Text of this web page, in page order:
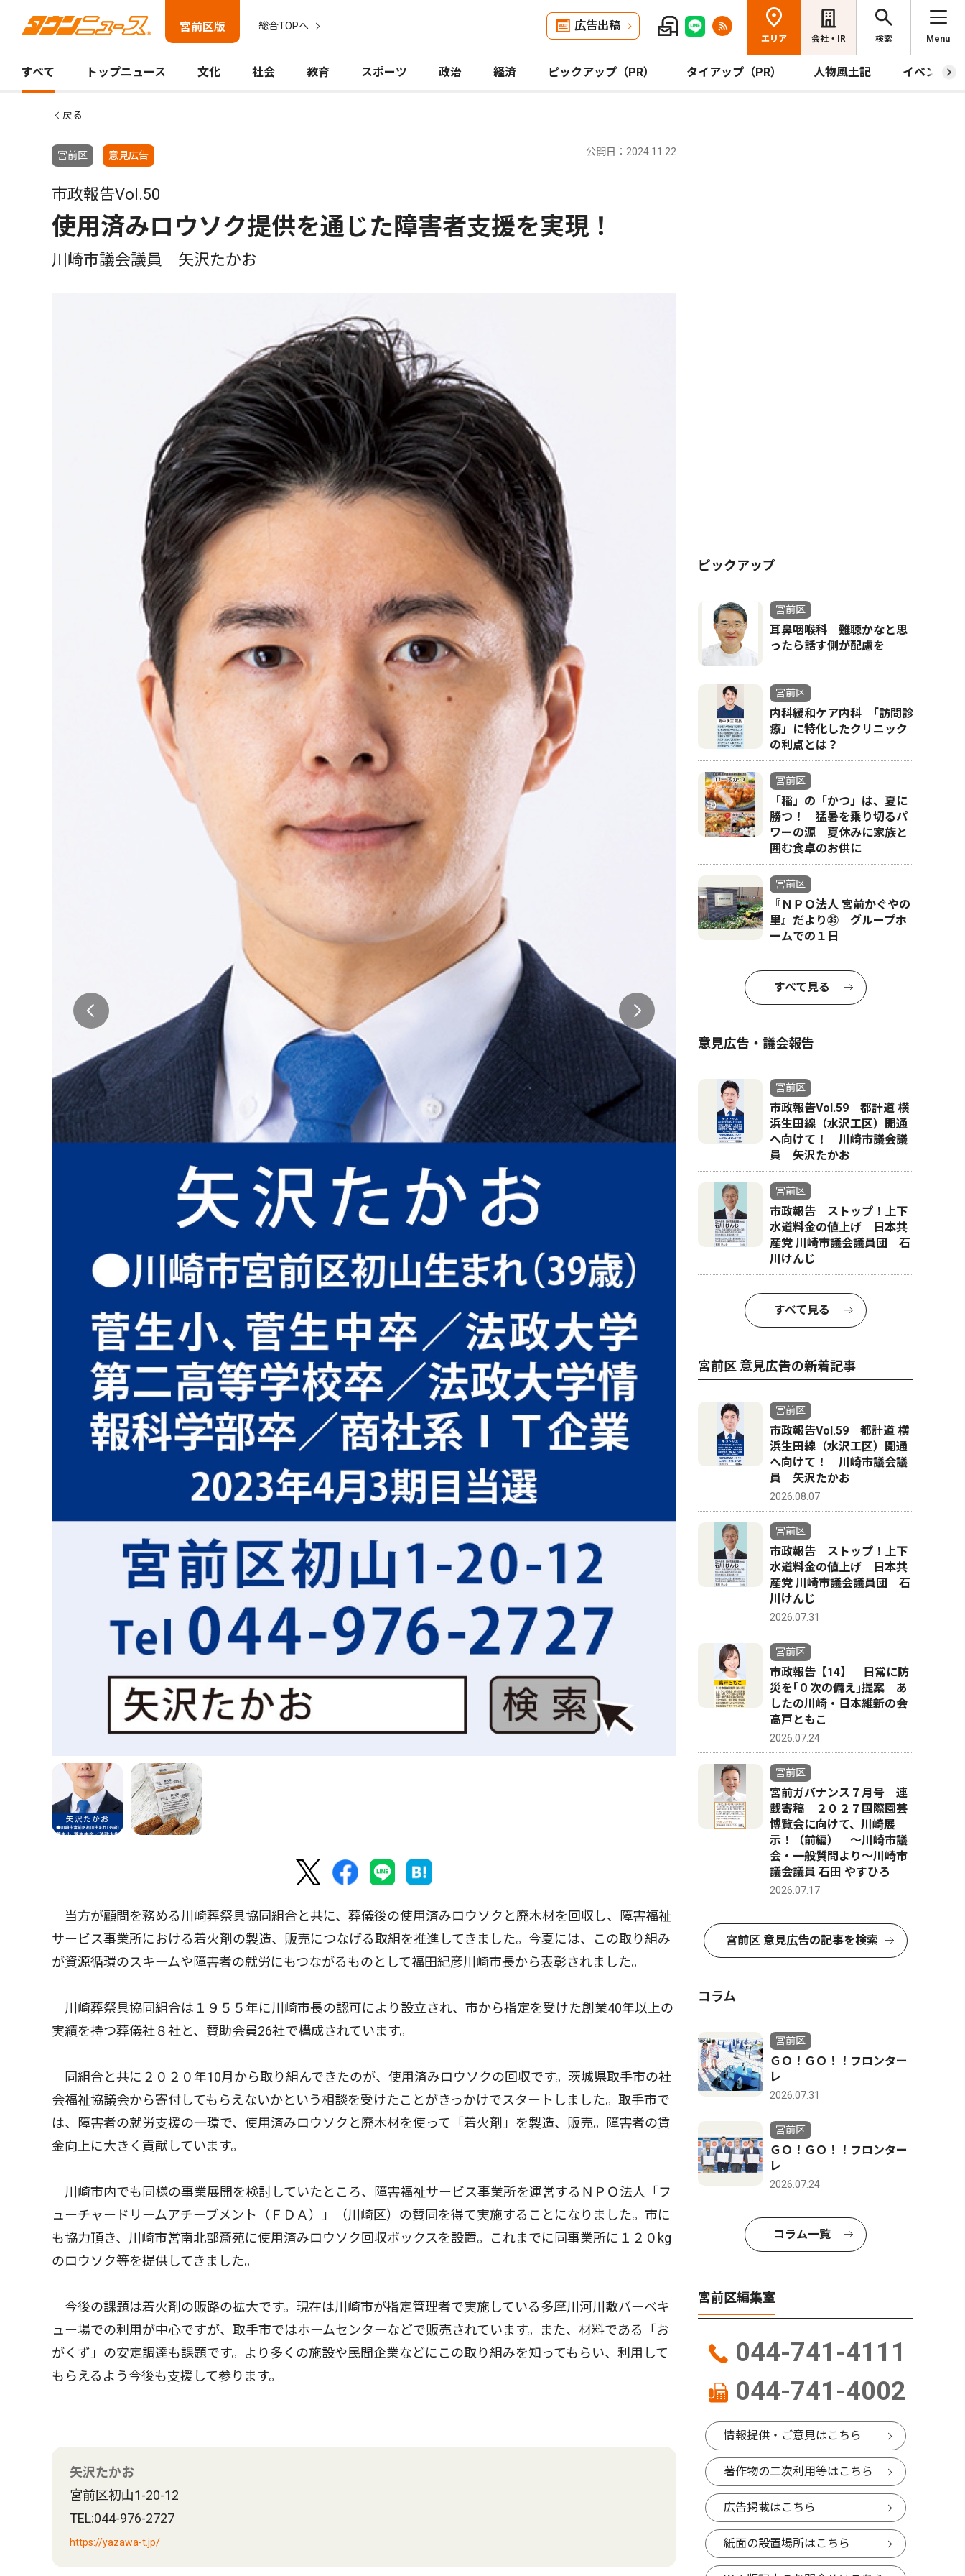
宮前区版 総合TOPへ 広告出稿
エリア 会社・IR 検索 Menu
すべて トップニュース 文化 社会 教育 スポーツ 政治 経済 ピックアップ（PR） タイアップ（PR） 人物風土記 イベント
戻る
宮前区 意見広告 公開日：2024.11.22
市政報告Vol.50
使用済みロウソク提供を通じた障害者支援を実現！
川崎市議会議員 矢沢たかお
当方が顧問を務める川崎葬祭具協同組合と共に、葬儀後の使用済みロウソクと廃木材を回収し、障害福祉
サービス事業所における着火剤の製造、販売につなげる取組を推進してきました。今夏には、この取り組み
が資源循環のスキームや障害者の就労にもつながるものとして福田紀彦川崎市長から表彰されました。
川崎葬祭具協同組合は１９５５年に川崎市長の認可により設立され、市から指定を受けた創業40年以上の
実績を持つ葬儀社８社と、賛助会員26社で構成されています。
同組合と共に２０２０年10月から取り組んできたのが、使用済みロウソクの回収です。茨城県取手市の社
会福祉協議会から寄付してもらえないかという相談を受けたことがきっかけでスタートしました。取手市で
は、障害者の就労支援の一環で、使用済みロウソクと廃木材を使って「着火剤」を製造、販売。障害者の賃
金向上に大きく貢献しています。
川崎市内でも同様の事業展開を検討していたところ、障害福祉サービス事業所を運営するＮＰＯ法人「フ
ューチャードリームアチーブメント（ＦＤＡ）」（川崎区）の賛同を得て実施することになりました。市に
も協力頂き、川崎市営南北部斎苑に使用済みロウソク回収ボックスを設置。これまでに同事業所に１２０kg
のロウソク等を提供してきました。
今後の課題は着火剤の販路の拡大です。現在は川崎市が指定管理者で実施している多摩川河川敷バーベキ
ュー場での利用が中心ですが、取手市ではホームセンターなどで販売されています。また、材料である「お
がくず」の安定調達も課題です。より多くの施設や民間企業などにこの取り組みを知ってもらい、利用して
もらえるよう今後も支援して参ります。
矢沢たかお
宮前区初山1-20-12
TEL:044-976-2727
https://yazawa-t.jp/
ピックアップ
宮前区
耳鼻咽喉科 難聴かなと思
ったら話す側が配慮を
宮前区
内科緩和ケア内科 ｢訪問診
療」に特化したクリニック
の利点とは？
宮前区
「稲」の「かつ」は、夏に
勝つ！ 猛暑を乗り切るパ
ワーの源 夏休みに家族と
囲む食卓のお供に
宮前区
『ＮＰＯ法人 宮前かぐやの
里』だより㉟ グループホ
ームでの１日
すべて見る
意見広告・議会報告
宮前区
市政報告Vol.59 都計道 横
浜生田線（水沢工区）開通
へ向けて！ 川崎市議会議
員 矢沢たかお
宮前区
市政報告 ストップ！上下
水道料金の値上げ 日本共
産党 川崎市議会議員団 石
川けんじ
すべて見る
宮前区 意見広告の新着記事
宮前区
市政報告Vol.59 都計道 横
浜生田線（水沢工区）開通
へ向けて！ 川崎市議会議
員 矢沢たかお
2026.08.07
宮前区
市政報告 ストップ！上下
水道料金の値上げ 日本共
産党 川崎市議会議員団 石
川けんじ
2026.07.31
宮前区
市政報告【14】 日常に防
災を｢０次の備え｣提案 あ
したの川崎・日本維新の会
高戸ともこ
2026.07.24
宮前区
宮前ガバナンス７月号 連
載寄稿 ２０２７国際園芸
博覧会に向けて、川崎展
示！（前編） 〜川崎市議
会・一般質問より〜川崎市
議会議員 石田 やすひろ
2026.07.17
宮前区 意見広告の記事を検索
コラム
宮前区
ＧＯ！ＧＯ！！フロンター
レ
2026.07.31
宮前区
ＧＯ！ＧＯ！！フロンター
レ
2026.07.24
コラム一覧
宮前区編集室
044-741-4111
044-741-4002
情報提供・ご意見はこちら
著作物の二次利用等はこちら
広告掲載はこちら
紙面の設置場所はこちら